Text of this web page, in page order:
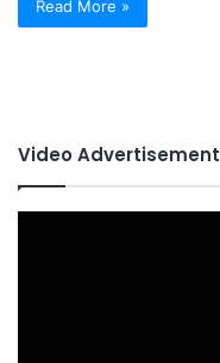
Read More »
Video Advertisement